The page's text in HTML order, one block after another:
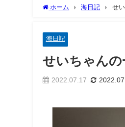
ホーム 海日記 せ
海日記
せいちゃんの
2022.07.17